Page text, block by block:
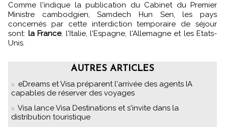
Comme l'indique la publication du Cabinet du Premier
Ministre cambodgien, Samdech Hun Sen, les pays
concernés par cette interdiction temporaire de séjour
sont: la France, l'Italie, l'Espagne, l'Allemagne et les Etats-
Unis.
AUTRES ARTICLES
eDreams et Visa préparent l'arrivée des agents IA
capables de réserver des voyages
Visa lance Visa Destinations et s'invite dans la
distribution touristique